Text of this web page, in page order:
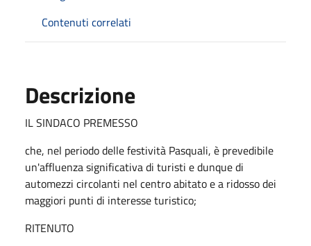
Contenuti correlati
Descrizione
IL SINDACO PREMESSO
che, nel periodo delle festività Pasquali, è prevedibile
un'affluenza significativa di turisti e dunque di
automezzi circolanti nel centro abitato e a ridosso dei
maggiori punti di interesse turistico;
RITENUTO